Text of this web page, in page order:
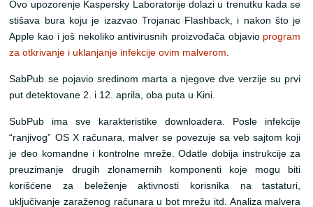
Ovo upozorenje Kaspersky Laboratorije dolazi u trenutku kada se
stišava bura koju je izazvao Trojanac Flashback, i nakon što je
Apple kao i još nekoliko antivirusnih proizvođača objavio program
za otkrivanje i uklanjanje infekcije ovim malverom.
SabPub se pojavio sredinom marta a njegove dve verzije su prvi
put detektovane 2. i 12. aprila, oba puta u Kini.
SubPub ima sve karakteristike downloadera. Posle infekcije
“ranjivog” OS X računara, malver se povezuje sa veb sajtom koji
je deo komandne i kontrolne mreže. Odatle dobija instrukcije za
preuzimanje drugih zlonamernih komponenti koje mogu biti
korišćene za beleženje aktivnosti korisnika na tastaturi,
uključivanje zaraženog računara u bot mrežu itd. Analiza malvera